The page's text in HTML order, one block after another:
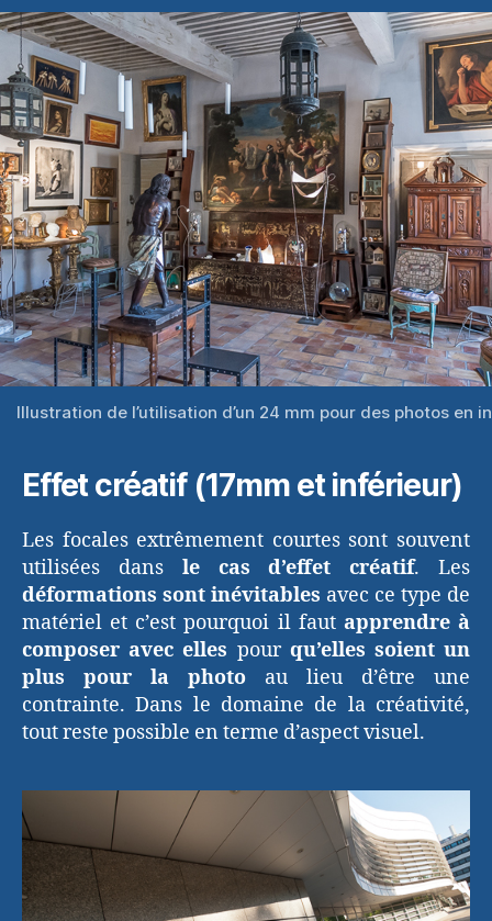
Illustration de l’utilisation d’un 24 mm pour des photos en
Effet créatif (17mm et inférieur)
Les focales extrêmement courtes sont souvent
utilisées dans le cas d’effet créatif. Les
déformations sont inévitables avec ce type de
matériel et c’est pourquoi il faut apprendre à
composer avec elles pour qu’elles soient un
plus pour la photo au lieu d’être une
contrainte. Dans le domaine de la créativité,
tout reste possible en terme d’aspect visuel.